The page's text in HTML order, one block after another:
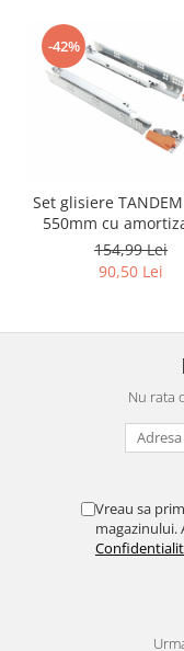
Acvaristica
Castroane si adapatori
Igiena animale de
Mobila si transport
PC, Periferice &
Componente PC
Desktop PC & Monitoare
Retelistica &
Servere, Componente
Telecomenzi garaj
Sport & Activitati in
Accesorii Fitness
Accesorii sportive
-42%
Set glisiere
550mm cu
extractie partiala
RESIGILAT
154,99 Lei
90,50 Lei
Nu rata
Vreau sa
magazinului.